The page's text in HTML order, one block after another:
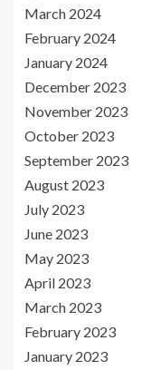
March 2024
February 2024
January 2024
December 2023
November 2023
October 2023
September 2023
August 2023
July 2023
June 2023
May 2023
April 2023
March 2023
February 2023
January 2023